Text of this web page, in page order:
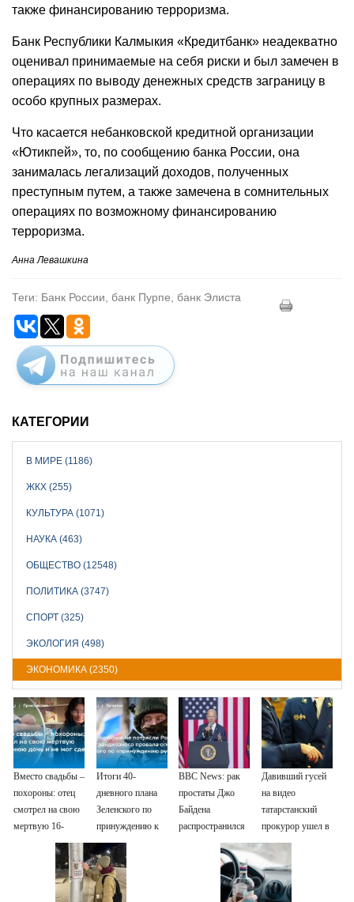
также финансированию терроризма.
Банк Республики Калмыкия «Кредитбанк» неадекватно
оценивал принимаемые на себя риски и был замечен в
операциях по выводу денежных средств заграницу в
особо крупных размерах.
Что касается небанковской кредитной организации
«Ютикпей», то, по сообщению банка России, она
занималась легализаций доходов, полученных
преступным путем, а также замечена в сомнительных
операциях по возможному финансированию
терроризма.
Анна Левашкина
Теги: Банк России, банк Пурпе, банк Элиста
КАТЕГОРИИ
В МИРЕ (1186)
ЖКХ (255)
КУЛЬТУРА (1071)
НАУКА (463)
ОБЩЕСТВО (12548)
ПОЛИТИКА (3747)
СПОРТ (325)
ЭКОЛОГИЯ (498)
ЭКОНОМИКА (2350)
Вместо свадьбы –
похороны: отец
смотрел на свою
мертвую 16-
летнюю дочь и не
мог сдержать
Итоги 40-
дневного плана
Зеленского по
принуждению к
миру: как
ответила Россия,
полный разбор
провала операции
BBC News: рак
простаты Джо
Байдена
распространился
на его кости и
Давивший гусей
на видео
татарстанский
прокурор ушел в
отставку
09/08/2026 –
Новости